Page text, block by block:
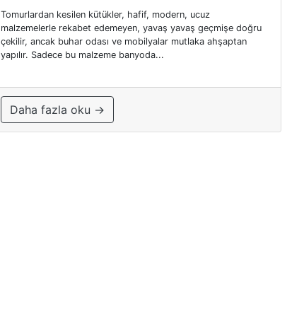
Tomurlardan kesilen kütükler, hafif, modern, ucuz
malzemelerle rekabet edemeyen, yavaş yavaş geçmişe doğru
çekilir, ancak buhar odası ve mobilyalar mutlaka ahşaptan
yapılır. Sadece bu malzeme banyoda...
Daha fazla oku →